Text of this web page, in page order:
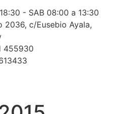
- SAB 08:00 a 13:30
2036, c/Eusebio Ayala,
455930